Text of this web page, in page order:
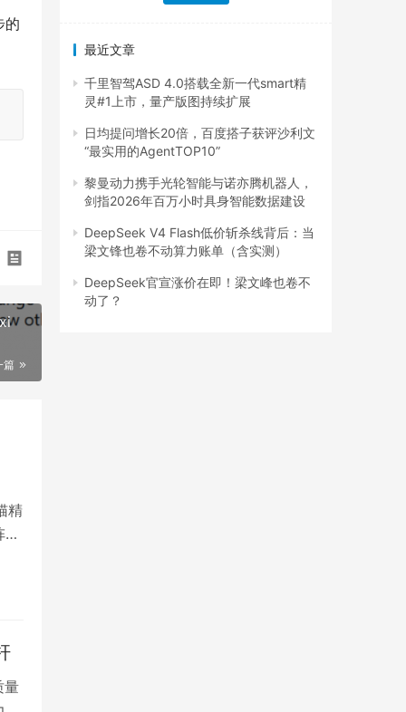
的
篇
精
量
最近文章
千里智驾ASD 4.0搭载全新一代smart精
灵#1上市，量产版图持续扩展
日均提问增长20倍，百度搭子获评沙利文
“最实用的AgentTOP10”
黎曼动力携手光轮智能与诺亦腾机器人，
剑指2026年百万小时具身智能数据建设
DeepSeek V4 Flash低价斩杀线背后：当
梁文锋也卷不动算力账单（含实测）
DeepSeek官宣涨价在即！梁文峰也卷不
动了？